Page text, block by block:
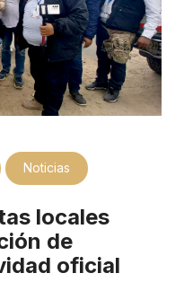
Noticias
locales
de
oficial